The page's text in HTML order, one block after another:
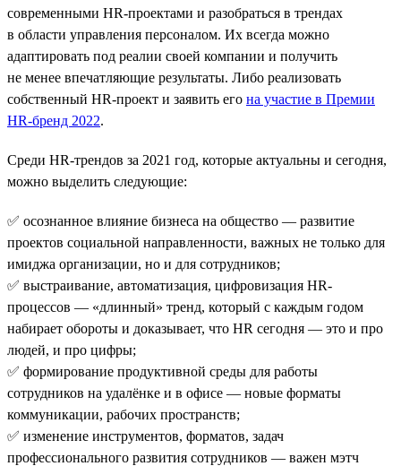
современными HR-проектами и разобраться в трендах
в области управления персоналом. Их всегда можно
адаптировать под реалии своей компании и получить
не менее впечатляющие результаты. Либо реализовать
собственный HR-проект и заявить его на участие в Премии
HR-бренд 2022.
Среди HR-трендов за 2021 год, которые актуальны и сегодня,
можно выделить следующие:
✅ осознанное влияние бизнеса на общество — развитие
проектов социальной направленности, важных не только для
имиджа организации, но и для сотрудников;
✅ выстраивание, автоматизация, цифровизация HR-
процессов — «длинный» тренд, который с каждым годом
набирает обороты и доказывает, что HR сегодня — это и про
людей, и про цифры;
✅ формирование продуктивной среды для работы
сотрудников на удалёнке и в офисе — новые форматы
коммуникации, рабочих пространств;
✅ изменение инструментов, форматов, задач
профессионального развития сотрудников — важен мэтч